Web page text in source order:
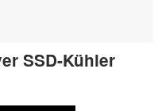
SSD-Kühler